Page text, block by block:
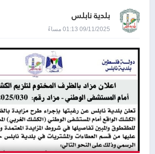
بلدية نابلس
09/11/2025 01:13 مساءً